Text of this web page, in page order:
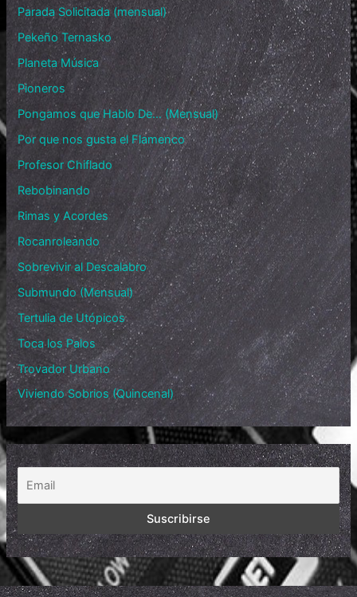
Parada Solicitada (mensual)
Pekeño Ternasko
Planeta Música
Pioneros
Pongamos que Hablo De… (Mensual)
Por que nos gusta el Flamenco
Profesor Chiflado
Rebobinando
Rimas y Acordes
Rocanroleando
Sobrevivir al Descalabro
Submundo (Mensual)
Tertulia de Utópicos
Toca los Palos
Trovador Urbano
Viviendo Sobrios (Quincenal)